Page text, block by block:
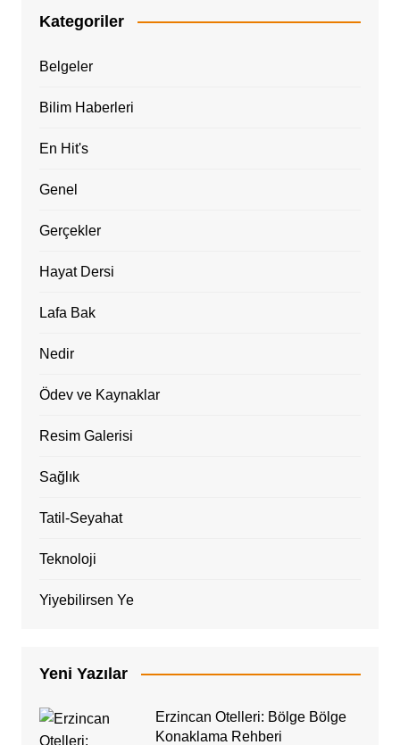
Kategoriler
Belgeler
Bilim Haberleri
En Hit's
Genel
Gerçekler
Hayat Dersi
Lafa Bak
Nedir
Ödev ve Kaynaklar
Resim Galerisi
Sağlık
Tatil-Seyahat
Teknoloji
Yiyebilirsen Ye
Yeni Yazılar
Erzincan Otelleri: Bölge Bölge
Konaklama Rehberi